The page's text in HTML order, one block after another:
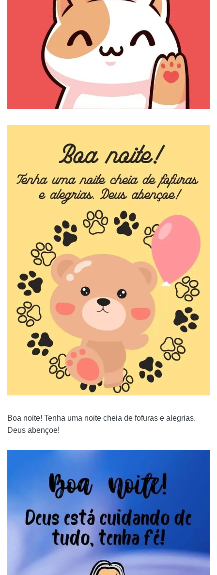
Boa noite! Tenha uma noite cheia de fofuras e alegrias.
Deus abençoe!